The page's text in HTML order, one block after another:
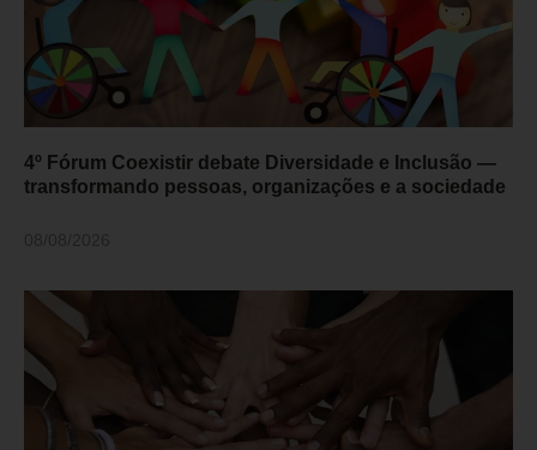
4º Fórum Coexistir debate Diversidade e Inclusão —
transformando pessoas, organizações e a sociedade